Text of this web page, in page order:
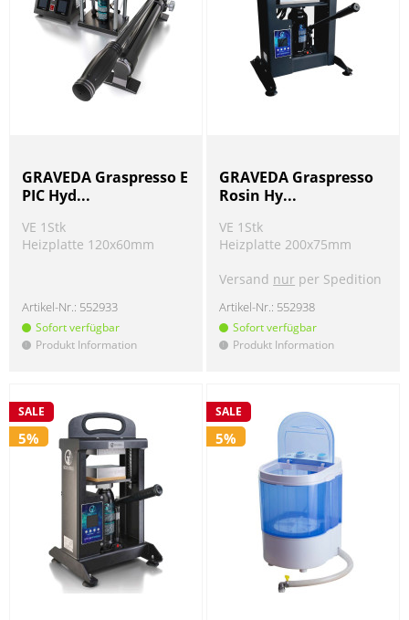
GRAVEDA Graspresso E
PIC Hyd...
VE 1Stk
Heizplatte 120x60mm
Artikel-Nr.: 552933
Sofort verfügbar
! Produkt Information
GRAVEDA Graspresso
Rosin Hy...
VE 1Stk
Heizplatte 200x75mm
Versand nur per Spedition
Artikel-Nr.: 552938
Sofort verfügbar
! Produkt Information
SALE
5%
SALE
5%